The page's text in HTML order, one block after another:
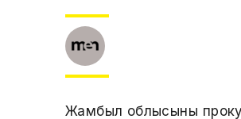
Жамбыл облысының